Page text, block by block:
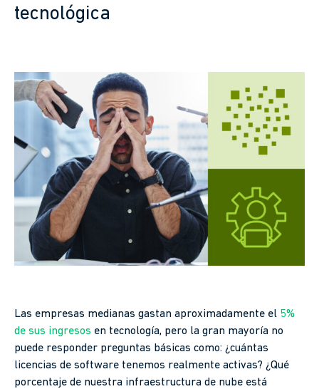
tecnológica
Las empresas medianas gastan aproximadamente el 5%
de sus ingresos en tecnología, pero la gran mayoría no
puede responder preguntas básicas como: ¿cuántas
licencias de software tenemos realmente activas? ¿Qué
porcentaje de nuestra infraestructura de nube está